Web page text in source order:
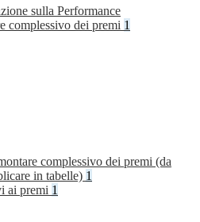
sulla Performance
complessivo dei premi 1
complessivo dei premi (da
in tabelle) 1
ai premi 1